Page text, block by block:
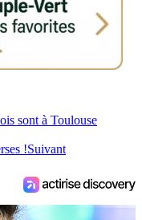
sont à Toulouse
!Suivant